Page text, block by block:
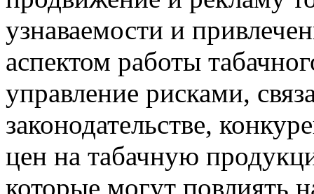
узнаваемости и
аспектом работы
управление рисками,
законодательстве,
цен на табачную
которые могут повлиять